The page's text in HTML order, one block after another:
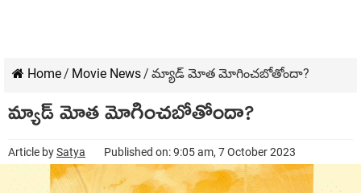
Home/ Movie News/ మ్యాడ్ మోత మోగించ‌బోతోందా?
మ్యాడ్ మోత మోగించ‌బోతోందా?
Article bySatya Published on: 9:05 am, 7 October 2023